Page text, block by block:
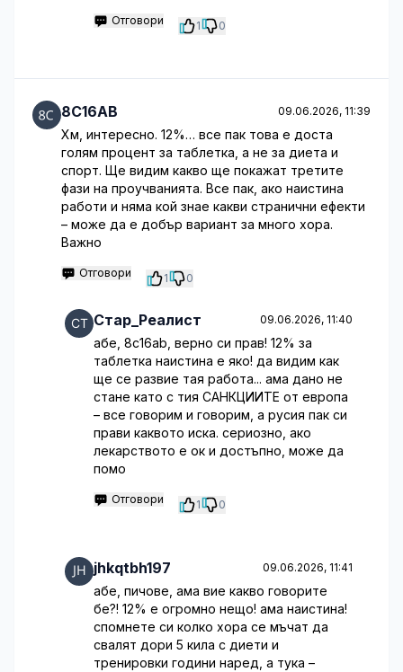
Отговори 1 0
8C16AB 09.06.2026, 11:39
Хм, интересно. 12%… все пак това е доста
голям процент за таблетка, а не за диета и
спорт. Ще видим какво ще покажат третите
фази на проучванията. Все пак, ако наистина
работи и няма кой знае какви странични ефекти
– може да е добър вариант за много хора.
Важно
Отговори 1 0
Стар_Реалист 09.06.2026, 11:40
абе, 8c16ab, верно си прав! 12% за
таблетка наистина е яко! да видим как
ще се развие тая работа... ама дано не
стане като с тия САНКЦИИТЕ от европа
– все говорим и говорим, а русия пак си
прави каквото иска. сериозно, ако
лекарството е ок и достъпно, може да
помо
Отговори 1 0
jhkqtbh197 09.06.2026, 11:41
абе, пичове, ама вие какво говорите
бе?! 12% е огромно нещо! ама наистина!
спомнете си колко хора се мъчат да
свалят дори 5 кила с диети и
тренировки години наред, а тука –